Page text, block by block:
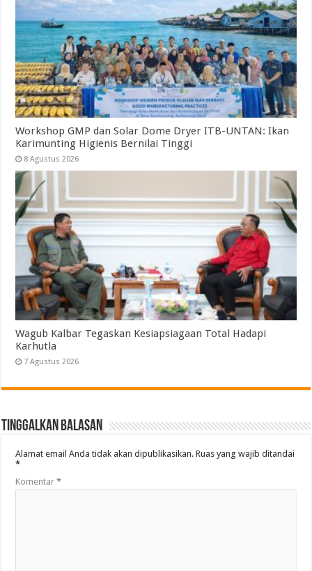
Workshop GMP dan Solar Dome Dryer ITB-UNTAN: Ikan
Karimunting Higienis Bernilai Tinggi
8 Agustus 2026
Wagub Kalbar Tegaskan Kesiapsiagaan Total Hadapi
Karhutla
7 Agustus 2026
Tinggalkan Balasan
Alamat email Anda tidak akan dipublikasikan. Ruas yang wajib ditandai
*
Komentar*